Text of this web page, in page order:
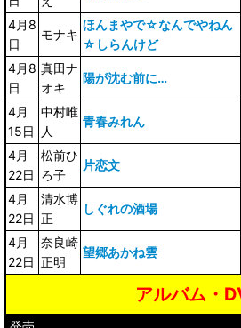
4月8
日
モナキ
ほんまやで☆なんでやねん
☆しらんけど
4月8
日
真田ナ
オキ
陽が沈む前に…
4月
15日
中村唯
人
青春みれん
4月
22日
松前ひ
ろ子
片恋文
4月
22日
清水博
正
しぐれの酒場
4月
22日
奈良崎
正明
望郷あかね雲
アルバム・